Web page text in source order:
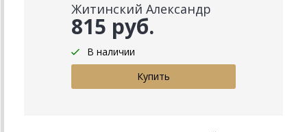
Житинский Александр
815 руб.
В наличии